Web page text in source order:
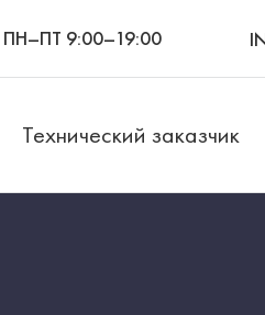
ПН–ПТ 9:00–19:00
Технический заказчик